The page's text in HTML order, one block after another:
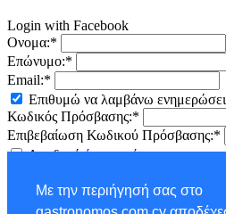
Με την περιήγησή σας στο
Login with Facebook
Ονομα:*
Επώνυμο:*
Email:*
Επιθυμώ να λαμβάνω
Κωδικός Πρόσβασης:*
Επιβεβαίωση Κωδικού Πρόσβασης:*
Αποδοχήόρων χρήσης